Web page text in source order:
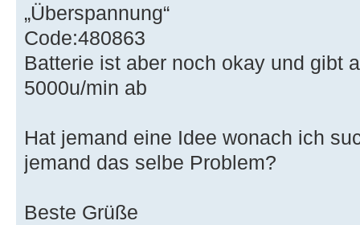
„Überspannung“
Code:480863
Batterie ist aber noch okay und gibt
5000u/min ab
Hat jemand eine Idee wonach ich
jemand das selbe Problem?
Beste Grüße